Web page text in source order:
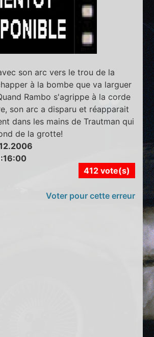
son arc vers le trou de la
à la bombe que va larguer
Rambo s'agrippe à la corde
son arc a disparu et réapparait
dans les mains de Trautman qui
de la grotte!
412 vote(s)
Voter pour cette erreur